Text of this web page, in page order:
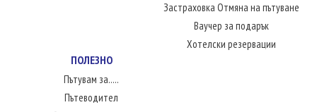
Застраховка Отмяна на пътуване
Ваучер за подарък
Хотелски резервации
ПОЛЕЗНО
Пътувам за.....
Пътеводител